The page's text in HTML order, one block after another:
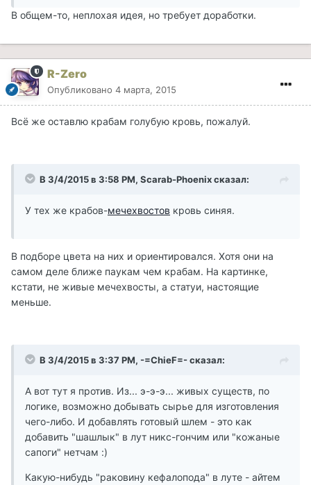
В общем-то, неплохая идея, но требует доработки.
R-Zero
Опубликовано 4 марта, 2015
Всё же оставлю крабам голубую кровь, пожалуй.
В 3/4/2015 в 3:58 PM, Scarab-Phoenix сказал:
У тех же крабов-мечехвостов кровь синяя.
В подборе цвета на них и ориентировался. Хотя они на
самом деле ближе паукам чем крабам. На картинке,
кстати, не живые мечехвосты, а статуи, настоящие
меньше.
В 3/4/2015 в 3:37 PM, -=ChieF=- сказал:
А вот тут я против. Из... э-э-э... живых существ, по
логике, возможно добывать сырье для изготовления
чего-либо. И добавлять готовый шлем - это как
добавить "шашлык" в лут никс-гончим или "кожаные
сапоги" нетчам :)
Какую-нибудь "раковину кефалопода" в луте - айтем